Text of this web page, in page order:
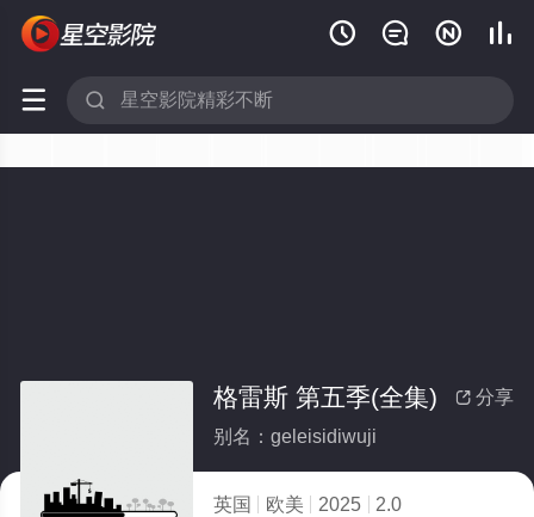
   
 
 分享
格雷斯 第五季(全集)
别名：geleisidiwuji
英国 欧美 2025
2.0